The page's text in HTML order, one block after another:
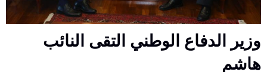
وزير الدفاع الوطني التقى النائب
هاشم